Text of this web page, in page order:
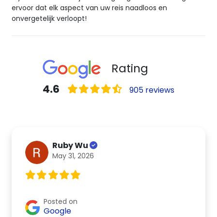
ervoor dat elk aspect van uw reis naadloos en
onvergetelijk verloopt!
Rating
4.6 905 reviews
Ruby Wu
May 31, 2026
Posted on
Google